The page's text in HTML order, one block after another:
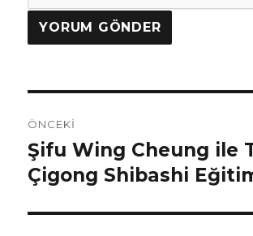
gezinmesi
ÖNCEKI
Önceki
yazı:
Şifu Wing Cheung ile
Çigong Shibashi